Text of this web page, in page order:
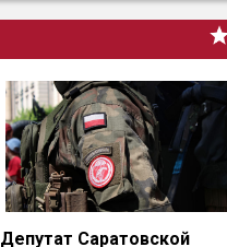
Депутат Саратовской